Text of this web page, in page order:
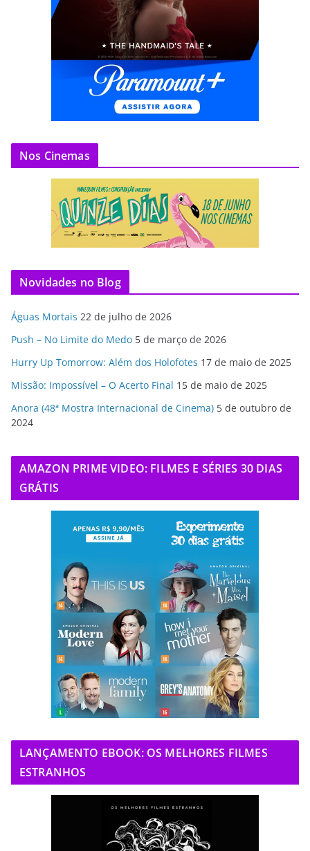
Nos Cinemas
Novidades no Blog
Águas Mortais 22 de julho de 2026
Push – No Limite do Medo 5 de março de 2026
Hurry Up Tomorrow: Além dos Holofotes 17 de maio de 2025
Missão: Impossível – O Acerto Final 15 de maio de 2025
Anora (48ª Mostra Internacional de Cinema) 5 de outubro de
2024
AMAZON PRIME VIDEO: FILMES E SÉRIES 30 DIAS
GRÁTIS
LANÇAMENTO EBOOK: OS MELHORES FILMES
ESTRANHOS